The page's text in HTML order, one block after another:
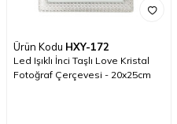
Ürün Kodu HXY-172
Led Işıklı İnci Taşlı Love Kristal
Fotoğraf Çerçevesi - 20x25cm